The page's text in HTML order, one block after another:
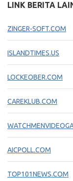
LINK BERITA
ZINGER-SOFT.COM
ISLANDTIMES.US
LOCKEOBER.COM
CAREKLUB.COM
AICPOLL.COM
TOP101NEWS.COM